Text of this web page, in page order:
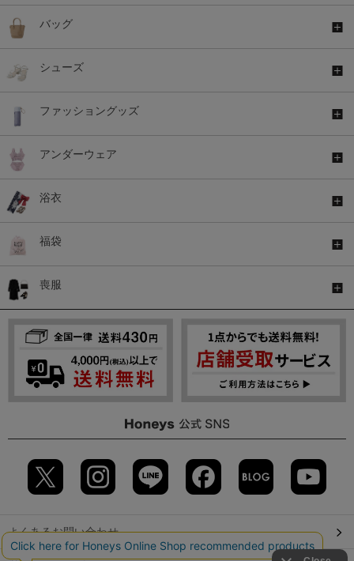
バッグ
シューズ
ファッショングッズ
アンダーウェア
浴衣
福袋
喪服
よくあるお問い合わせ